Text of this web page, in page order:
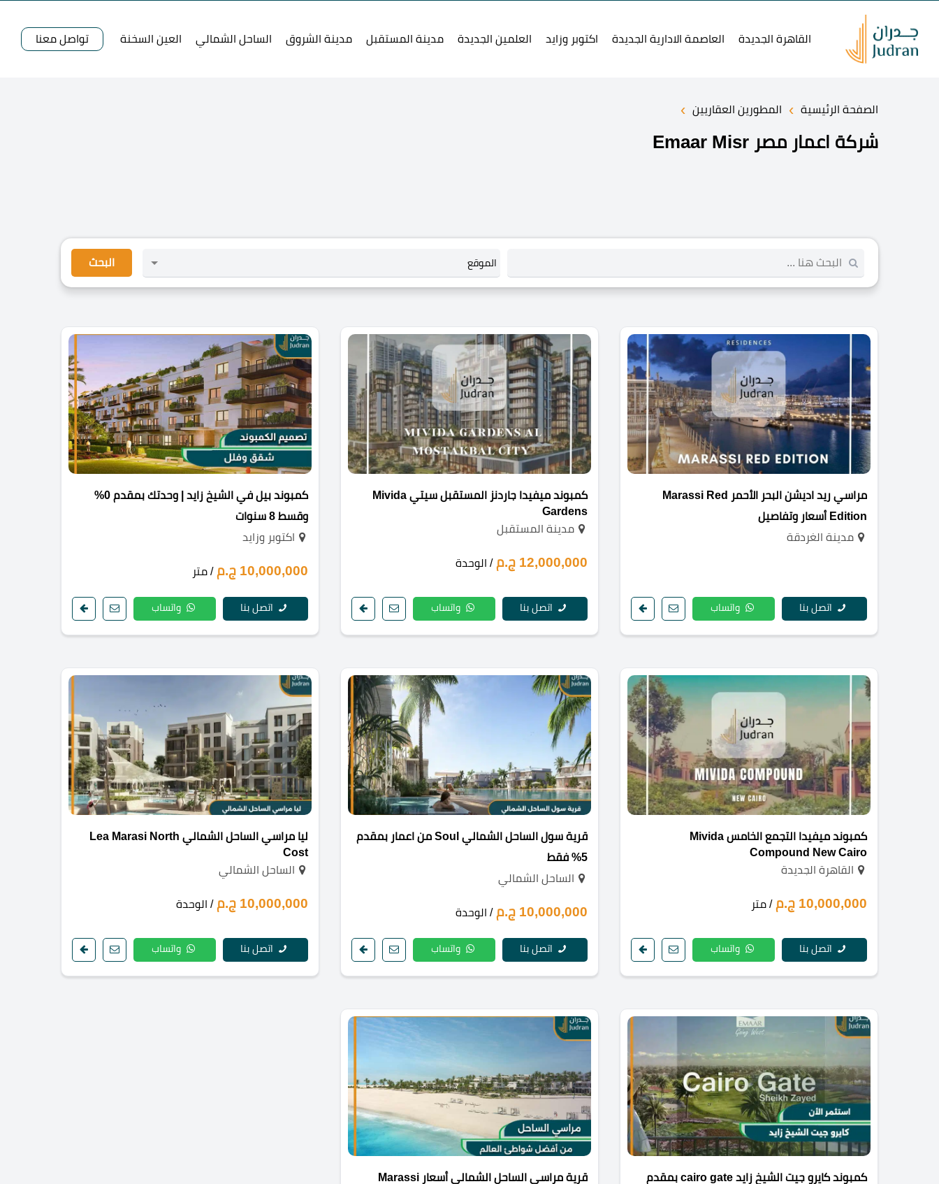
القاهرة الجديدة العاصمة الادارية الجديدة اكتوبر وزايد العلمين الجديدة مدينة المستقبل مدينة الشروق الساحل الشمالي العين السخنة تواصل معنا
الصفحة الرئيسية › المطورين العقاريين ›
شركة اعمار مصر Emaar Misr
البحث
مراسي ريد اديشن البحر الأحمر Marassi Red
Edition أسعار وتفاصيل
مدينة الغردقة
اتصل بنا واتساب
كمبوند ميفيدا جاردنز المستقبل سيتي Mivida
Gardens
مدينة المستقبل
12,000,000 ج.م / الوحدة
اتصل بنا واتساب
كمبوند بيل في الشيخ زايد | وحدتك بمقدم 0%
وقسط 8 سنوات
اكتوبر وزايد
10,000,000 ج.م / متر
اتصل بنا واتساب
كمبوند ميفيدا التجمع الخامس Mivida
Compound New Cairo
القاهرة الجديدة
10,000,000 ج.م / متر
اتصل بنا واتساب
قرية سول الساحل الشمالي Soul من اعمار بمقدم
5% فقط
الساحل الشمالي
10,000,000 ج.م / الوحدة
اتصل بنا واتساب
ليا مراسي الساحل الشمالي Lea Marasi North
Cost
الساحل الشمالي
10,000,000 ج.م / الوحدة
اتصل بنا واتساب
كمبوند كايرو جيت الشيخ زايد cairo gate بمقدم
قرية مراسي الساحل الشمالى أسعار Marassi